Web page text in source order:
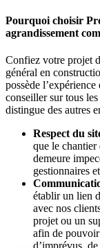
Pourquoi choisir
agrandissement
Confiez votre projet
général en
possède
conseiller sur tous
distingue des autres
Respect du
que le
demeure
gestionnaires
établir un lien
avec nos
projet ou un
afin de